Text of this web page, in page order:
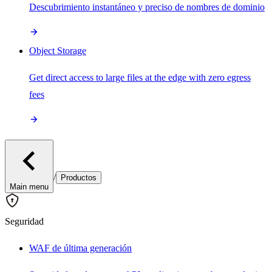
Descubrimiento instantáneo y preciso de nombres de dominio
Object Storage
Get direct access to large files at the edge with zero egress
fees
Main menu
/ Productos
Seguridad
WAF de última generación